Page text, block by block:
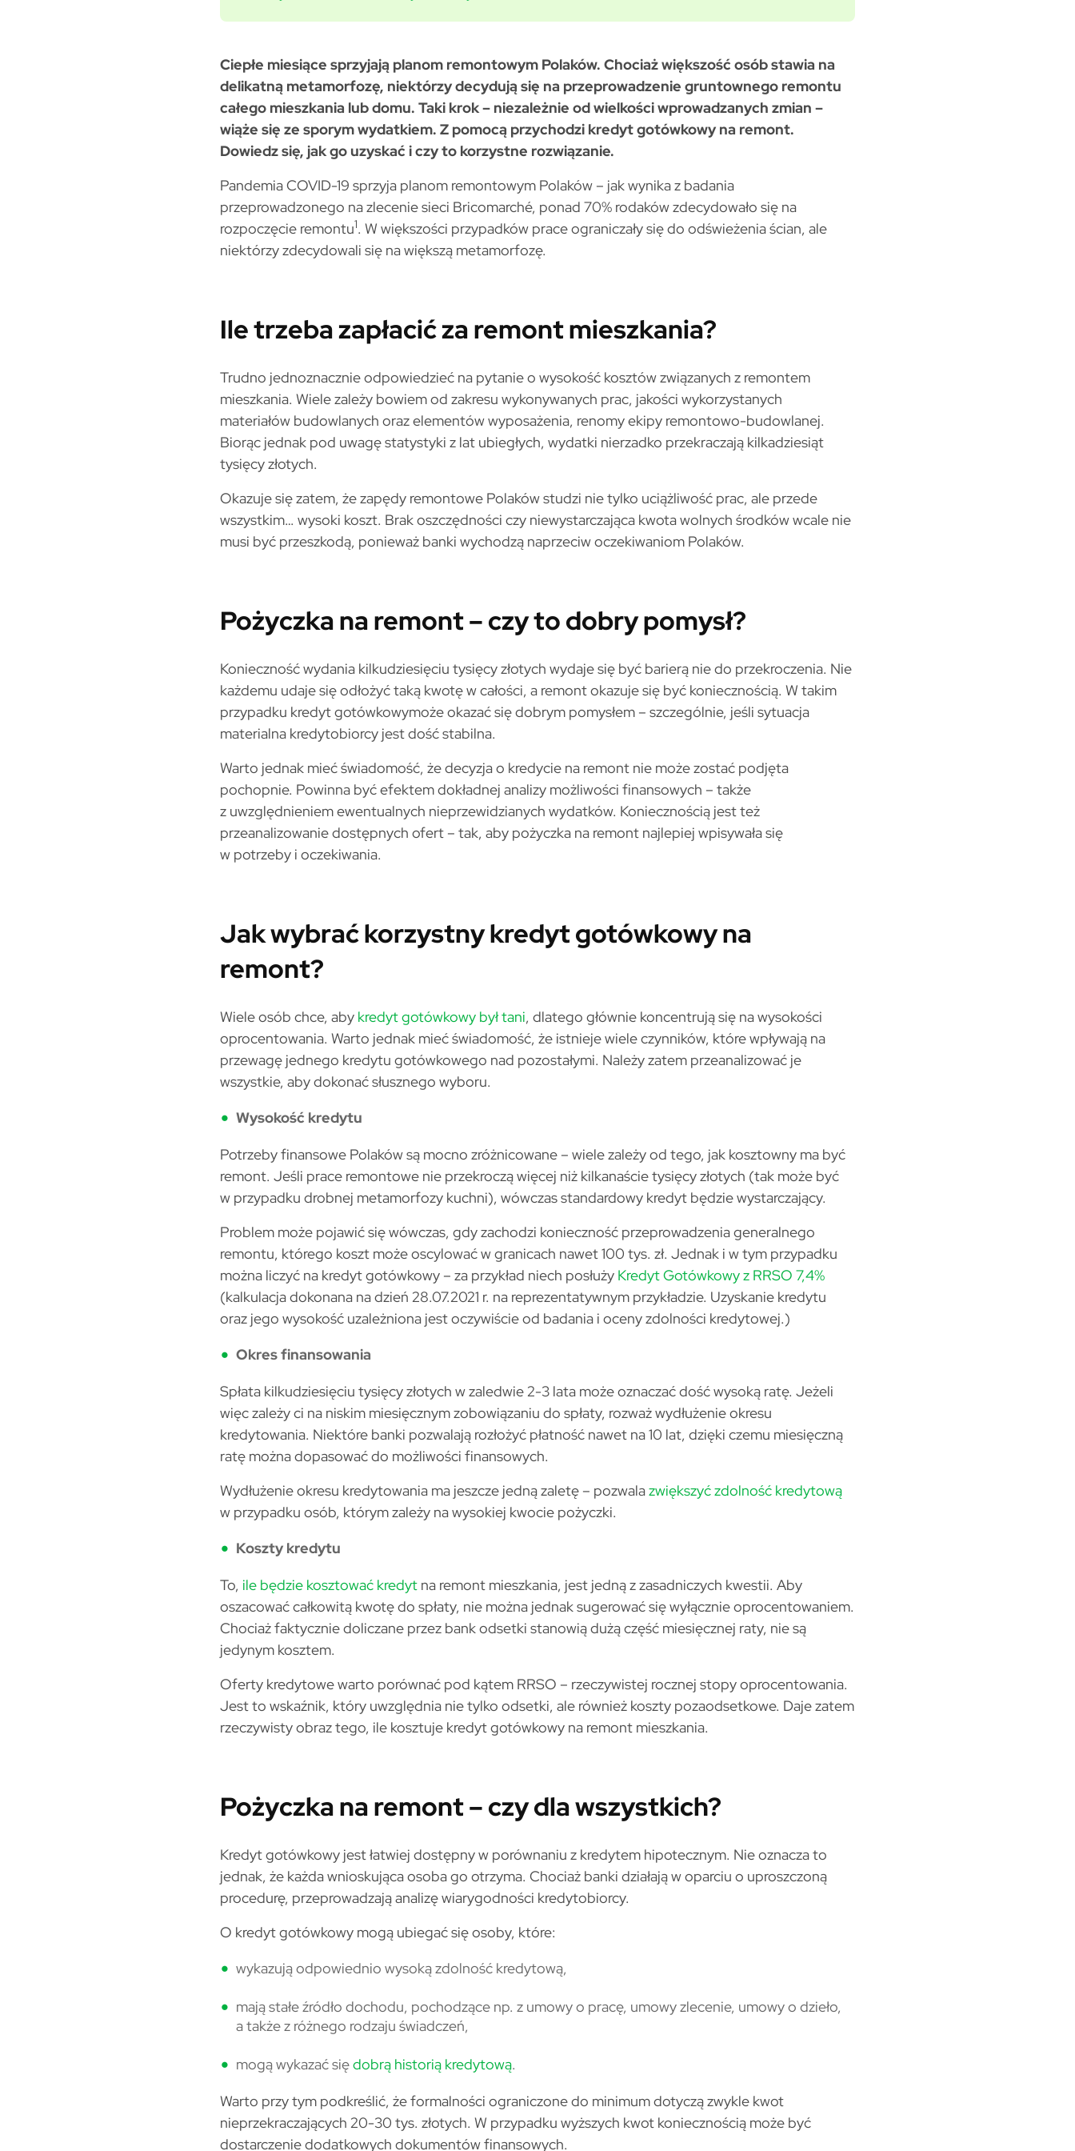
Ciepłe miesiące sprzyjają planom remontowym Polaków. Chociaż większość osób stawia na
delikatną metamorfozę, niektórzy decydują się na przeprowadzenie gruntownego remontu
całego mieszkania lub domu. Taki krok – niezależnie od wielkości wprowadzanych zmian –
wiąże się ze sporym wydatkiem. Z pomocą przychodzi kredyt gotówkowy na remont.
Dowiedz się, jak go uzyskać i czy to korzystne rozwiązanie.
Pandemia COVID-19 sprzyja planom remontowym Polaków – jak wynika z badania
przeprowadzonego na zlecenie sieci Bricomarché, ponad 70% rodaków zdecydowało się na
rozpoczęcie remontu1. W większości przypadków prace ograniczały się do odświeżenia ścian, ale
niektórzy zdecydowali się na większą metamorfozę.
Ile trzeba zapłacić za remont mieszkania?
Trudno jednoznacznie odpowiedzieć na pytanie o wysokość kosztów związanych z remontem
mieszkania. Wiele zależy bowiem od zakresu wykonywanych prac, jakości wykorzystanych
materiałów budowlanych oraz elementów wyposażenia, renomy ekipy remontowo-budowlanej.
Biorąc jednak pod uwagę statystyki z lat ubiegłych, wydatki nierzadko przekraczają kilkadziesiąt
tysięcy złotych.
Okazuje się zatem, że zapędy remontowe Polaków studzi nie tylko uciążliwość prac, ale przede
wszystkim… wysoki koszt. Brak oszczędności czy niewystarczająca kwota wolnych środków wcale nie
musi być przeszkodą, ponieważ banki wychodzą naprzeciw oczekiwaniom Polaków.
Pożyczka na remont – czy to dobry pomysł?
Konieczność wydania kilkudziesięciu tysięcy złotych wydaje się być barierą nie do przekroczenia. Nie
każdemu udaje się odłożyć taką kwotę w całości, a remont okazuje się być koniecznością. W takim
przypadku kredyt gotówkowymoże okazać się dobrym pomysłem – szczególnie, jeśli sytuacja
materialna kredytobiorcy jest dość stabilna.
Warto jednak mieć świadomość, że decyzja o kredycie na remont nie może zostać podjęta
pochopnie. Powinna być efektem dokładnej analizy możliwości finansowych – także
z uwzględnieniem ewentualnych nieprzewidzianych wydatków. Koniecznością jest też
przeanalizowanie dostępnych ofert – tak, aby pożyczka na remont najlepiej wpisywała się
w potrzeby i oczekiwania.
Jak wybrać korzystny kredyt gotówkowy na
remont?
Wiele osób chce, aby kredyt gotówkowy był tani, dlatego głównie koncentrują się na wysokości
oprocentowania. Warto jednak mieć świadomość, że istnieje wiele czynników, które wpływają na
przewagę jednego kredytu gotówkowego nad pozostałymi. Należy zatem przeanalizować je
wszystkie, aby dokonać słusznego wyboru.
Wysokość kredytu
Potrzeby finansowe Polaków są mocno zróżnicowane – wiele zależy od tego, jak kosztowny ma być
remont. Jeśli prace remontowe nie przekroczą więcej niż kilkanaście tysięcy złotych (tak może być
w przypadku drobnej metamorfozy kuchni), wówczas standardowy kredyt będzie wystarczający.
Problem może pojawić się wówczas, gdy zachodzi konieczność przeprowadzenia generalnego
remontu, którego koszt może oscylować w granicach nawet 100 tys. zł. Jednak i w tym przypadku
można liczyć na kredyt gotówkowy – za przykład niech posłuży Kredyt Gotówkowy z RRSO 7,4%
(kalkulacja dokonana na dzień 28.07.2021 r. na reprezentatywnym przykładzie. Uzyskanie kredytu
oraz jego wysokość uzależniona jest oczywiście od badania i oceny zdolności kredytowej.)
Okres finansowania
Spłata kilkudziesięciu tysięcy złotych w zaledwie 2-3 lata może oznaczać dość wysoką ratę. Jeżeli
więc zależy ci na niskim miesięcznym zobowiązaniu do spłaty, rozważ wydłużenie okresu
kredytowania. Niektóre banki pozwalają rozłożyć płatność nawet na 10 lat, dzięki czemu miesięczną
ratę można dopasować do możliwości finansowych.
Wydłużenie okresu kredytowania ma jeszcze jedną zaletę – pozwalazwiększyć zdolność kredytową
w przypadku osób, którym zależy na wysokiej kwocie pożyczki.
Koszty kredytu
To, ile będzie kosztować kredytna remont mieszkania, jest jedną z zasadniczych kwestii. Aby
oszacować całkowitą kwotę do spłaty, nie można jednak sugerować się wyłącznie oprocentowaniem.
Chociaż faktycznie doliczane przez bank odsetki stanowią dużą część miesięcznej raty, nie są
jedynym kosztem.
Oferty kredytowe warto porównać pod kątem RRSO – rzeczywistej rocznej stopy oprocentowania.
Jest to wskaźnik, który uwzględnia nie tylko odsetki, ale również koszty pozaodsetkowe. Daje zatem
rzeczywisty obraz tego, ile kosztuje kredyt gotówkowy na remont mieszkania.
Pożyczka na remont – czy dla wszystkich?
Kredyt gotówkowy jest łatwiej dostępny w porównaniu z kredytem hipotecznym. Nie oznacza to
jednak, że każda wnioskująca osoba go otrzyma. Chociaż banki działają w oparciu o uproszczoną
procedurę, przeprowadzają analizę wiarygodności kredytobiorcy.
O kredyt gotówkowy mogą ubiegać się osoby, które:
wykazują odpowiednio wysoką zdolność kredytową,
mają stałe źródło dochodu, pochodzące np. z umowy o pracę, umowy zlecenie, umowy o dzieło,
a także z różnego rodzaju świadczeń,
mogą wykazać siędobrą historią kredytową.
Warto przy tym podkreślić, że formalności ograniczone do minimum dotyczą zwykle kwot
nieprzekraczających 20-30 tys. złotych. W przypadku wyższych kwot koniecznością może być
dostarczenie dodatkowych dokumentów finansowych.